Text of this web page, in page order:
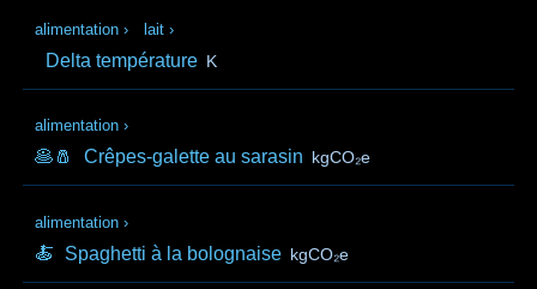
alimentation › lait ›
Delta température K
alimentation ›
🥞🧂 Crêpes-galette au sarasin kgCO₂e
alimentation ›
🍝 Spaghetti à la bolognaise kgCO₂e